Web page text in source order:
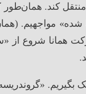
منتقل کند. همانطور
شده» مواجهیم.(
همانا شروع از «
.
بگیریم. «